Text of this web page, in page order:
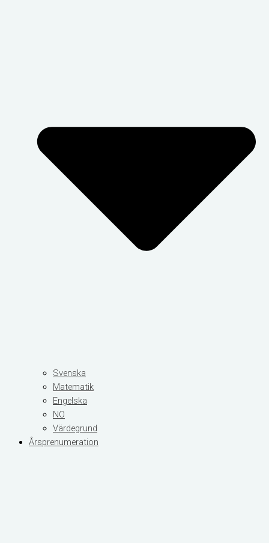
Svenska
Matematik
Engelska
NO
Värdegrund
Årsprenumeration